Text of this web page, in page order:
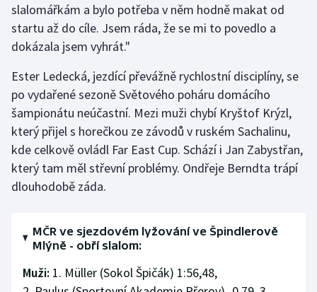
Rychlobruslení
Rychlostní kanoistika
Short track
Sportovní střelba
Stolní tenis
Triatlon
Veslování
Vodní slalom
slalomářkám a bylo potřeba v něm hodně makat od
startu až do cíle. Jsem ráda, že se mi to povedlo a
dokázala jsem vyhrát."
Ester Ledecká, jezdící převážně rychlostní disciplíny, se
po vydařené sezoně Světového poháru domácího
šampionátu neúčastní. Mezi muži chybí Kryštof Krýzl,
který přijel s horečkou ze závodů v ruském Sachalinu,
kde celkově ovládl Far East Cup. Schází i Jan Zabystřan,
který tam měl střevní problémy. Ondřeje Berndta trápí
dlouhodobě záda.
MČR ve sjezdovém lyžování ve Špindlerově
Mlýně - obří slalom:
Muži: 1. Müller (Sokol Špičák) 1:56,48,